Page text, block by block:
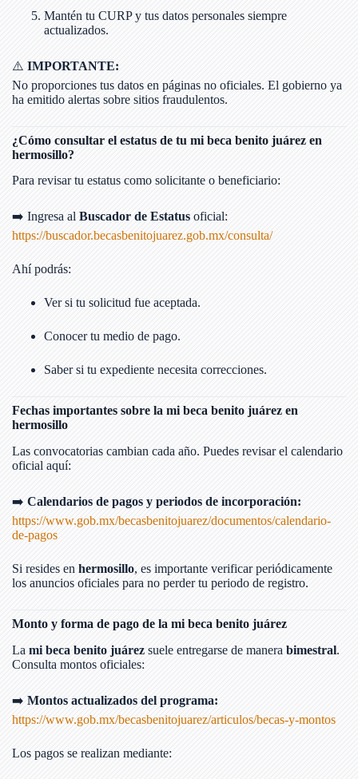
Mantén tu CURP y tus datos personales siempre
actualizados.
⚠️ IMPORTANTE:
No proporciones tus datos en páginas no oficiales. El gobierno ya
ha emitido alertas sobre sitios fraudulentos.
¿Cómo consultar el estatus de tu mi beca benito juárez en
hermosillo?
Para revisar tu estatus como solicitante o beneficiario:
➡️ Ingresa al Buscador de Estatus oficial:
https://buscador.becasbenitojuarez.gob.mx/consulta/
Ahí podrás:
Ver si tu solicitud fue aceptada.
Conocer tu medio de pago.
Saber si tu expediente necesita correcciones.
Fechas importantes sobre la mi beca benito juárez en
hermosillo
Las convocatorias cambian cada año. Puedes revisar el calendario
oficial aquí:
➡️ Calendarios de pagos y periodos de incorporación:
https://www.gob.mx/becasbenitojuarez/documentos/calendario-
de-pagos
Si resides en hermosillo, es importante verificar periódicamente
los anuncios oficiales para no perder tu periodo de registro.
Monto y forma de pago de la mi beca benito juárez
La mi beca benito juárez suele entregarse de manera bimestral.
Consulta montos oficiales:
➡️ Montos actualizados del programa:
https://www.gob.mx/becasbenitojuarez/articulos/becas-y-montos
Los pagos se realizan mediante: